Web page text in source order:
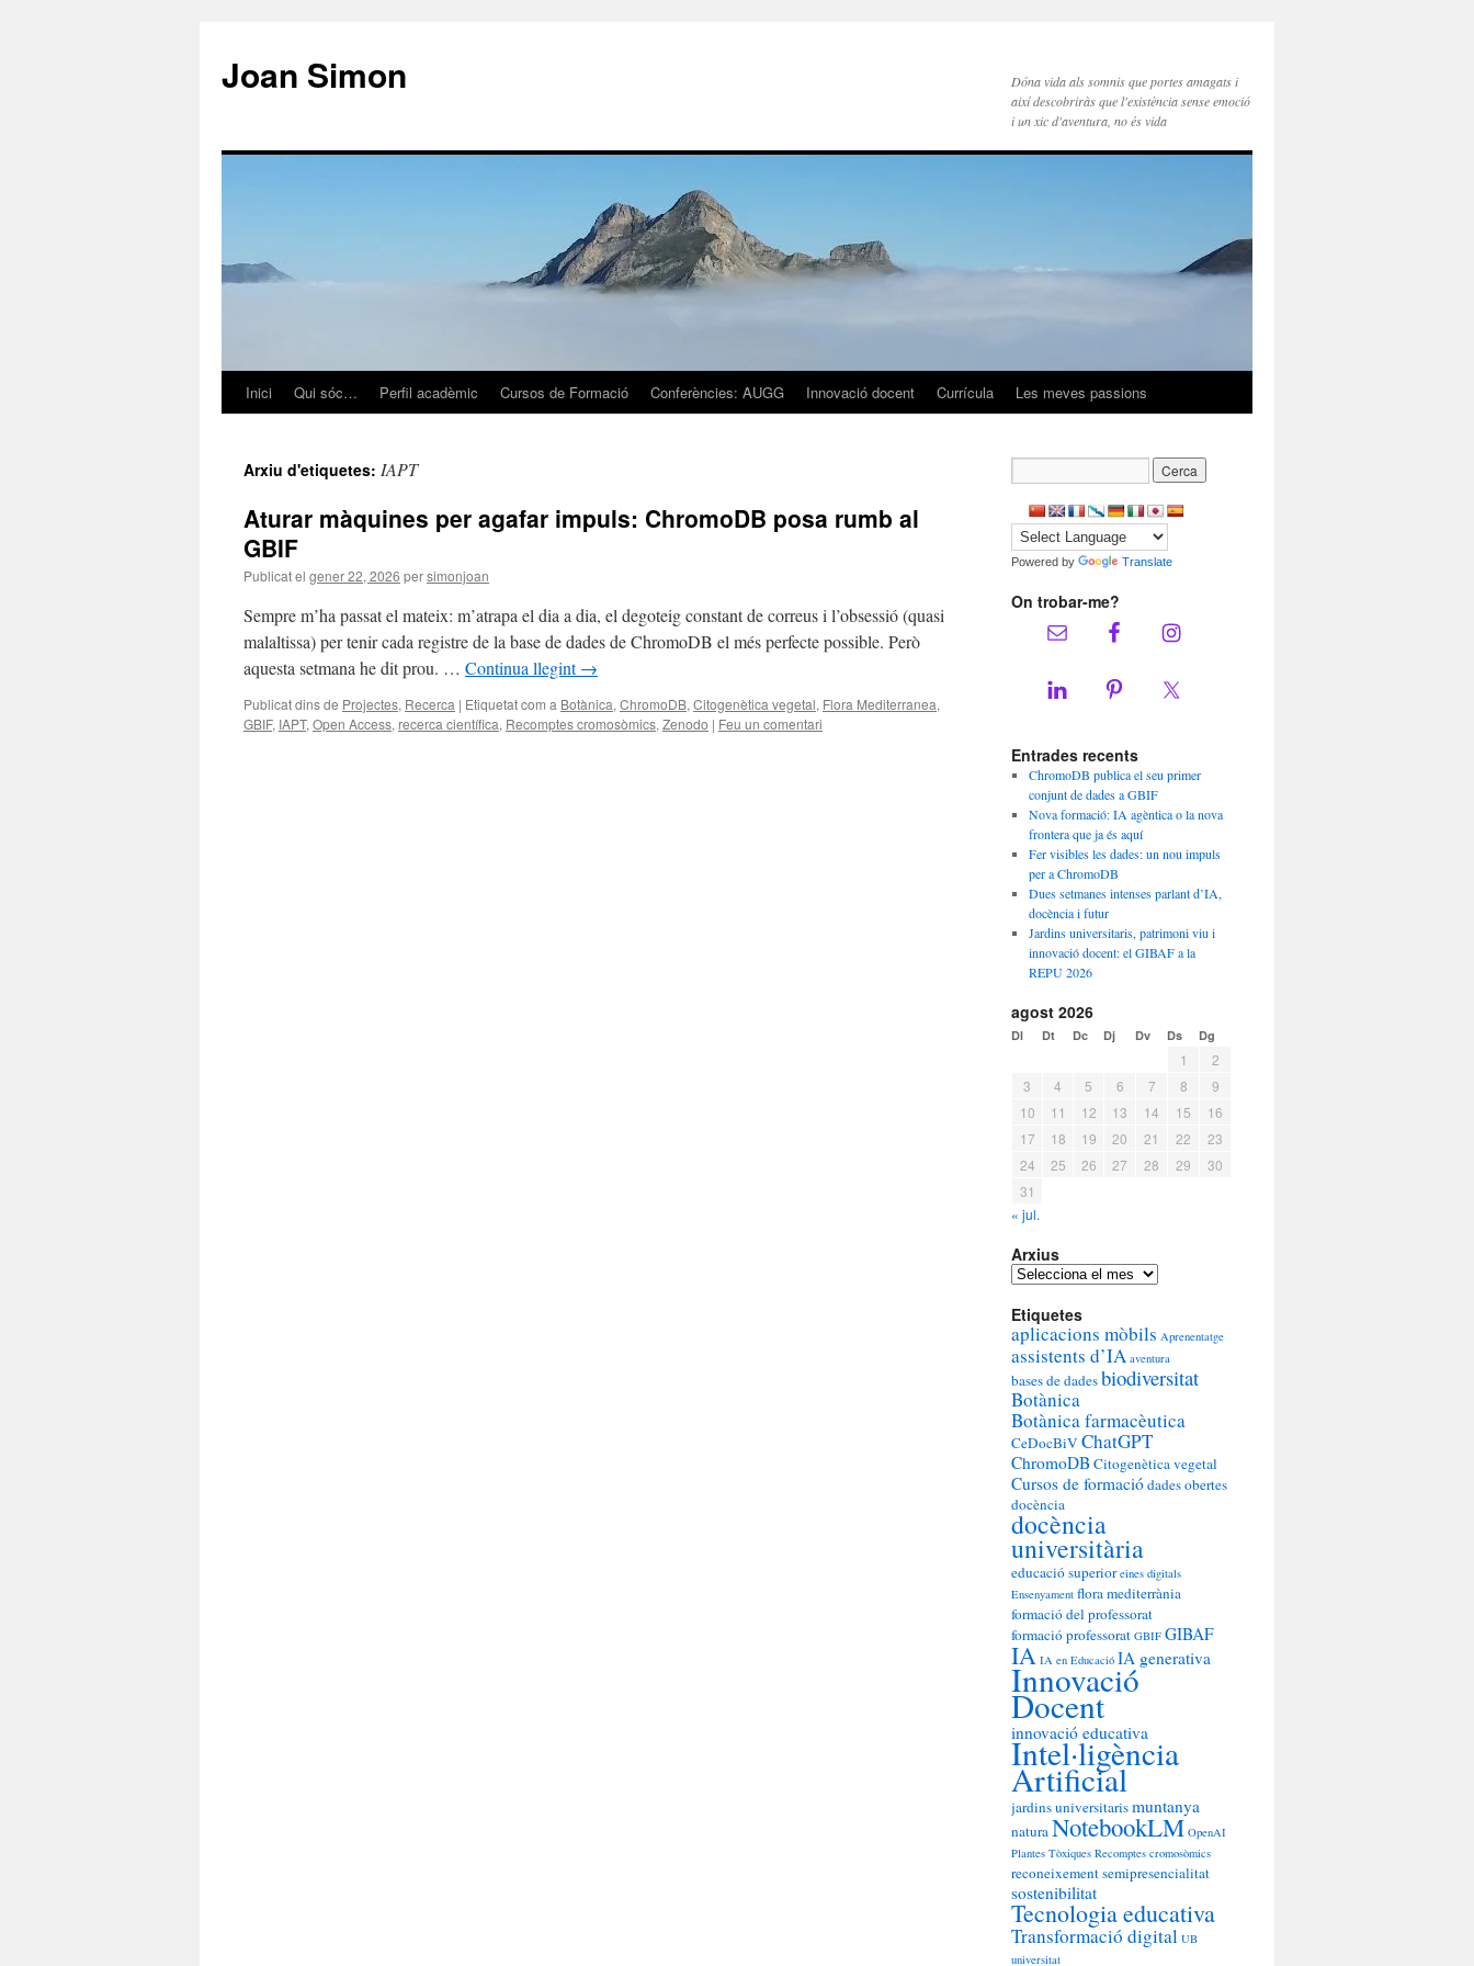
contingut
Joan Simon
Dóna vida als somnis que portes amagats i
així descobriràs que l'existència sense emoció
i un xic d'aventura, no és vida
Inici Qui sóc… Perfil acadèmic Cursos de Formació Conferències: AUGG Innovació docent Currícula Les meves passions
Arxiu d'etiquetes: IAPT
Aturar màquines per agafar impuls: ChromoDB posa rumb al
GBIF
Publicat el gener 22, 2026 persimonjoan
Sempre m’ha passat el mateix: m’atrapa el dia a dia, el degoteig constant de correus i l’obsessió (quasi
malaltissa) per tenir cada registre de la base de dades de ChromoDB el més perfecte possible. Però
aquesta setmana he dit prou. … Continua llegint→
Publicat dins de Projectes, Recerca | Etiquetat com a Botànica, ChromoDB, Citogenètica vegetal, Flora Mediterranea,
GBIF, IAPT, Open Access, recerca científica, Recomptes cromosòmics, Zenodo | Feu un comentari
Powered by Translate
On trobar-me?
Entrades recents
ChromoDB publica el seu primer
conjunt de dades a GBIF
Nova formació: IA agèntica o la nova
frontera que ja és aquí
Fer visibles les dades: un nou impuls
per a ChromoDB
Dues setmanes intenses parlant d’IA,
docència i futur
Jardins universitaris, patrimoni viu i
innovació docent: el GIBAF a la
REPU 2026
agost 2026
Dl Dt Dc Dj Dv Ds Dg
1
2
3
4 5 6 7 8
9
10
11 12 13 14 15
16
17
18 19 20 21 22
23
24
25 26 27 28 29
30
31
« jul.
Arxius
Arxius
Etiquetes
aplicacions mòbils Aprenentatge
assistents d’IA aventura
bases de dadesbiodiversitat
Botànica
Botànica farmacèutica
CeDocBiV ChatGPT
ChromoDBCitogenètica vegetal
Cursos de formaciódades obertes
docència
docència
universitària
educació superior eines digitals
Ensenyament flora mediterrània
formació del professorat
formació professorat GBIF GIBAF
IA IA en Educació IA generativa
Innovació
Docent
innovació educativa
Intel·ligència
Artificial
jardins universitarismuntanya
naturaNotebookLM OpenAI
Plantes Tòxiques Recomptes cromosòmics
reconeixementsemipresencialitat
sostenibilitat
Tecnologia educativa
Transformació digital UB
universitat